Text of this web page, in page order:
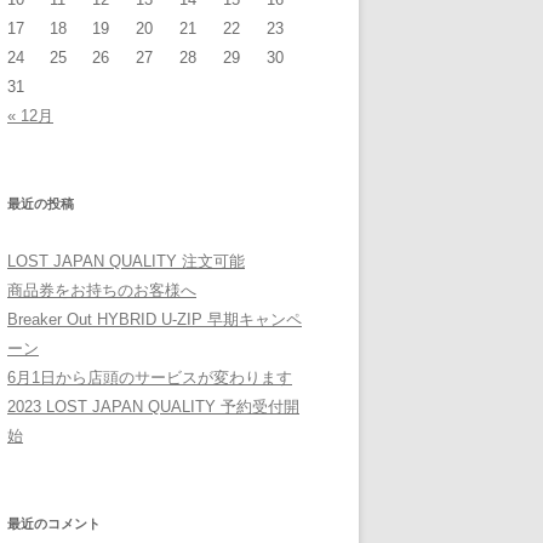
17
18 19 20 21 22
23
24
25 26 27 28 29
30
31
« 12月
最近の投稿
LOST JAPAN QUALITY 注文可能
商品券をお持ちのお客様へ
Breaker Out HYBRID U-ZIP 早期キャンペ
ーン
6月1日から店頭のサービスが変わります
2023 LOST JAPAN QUALITY 予約受付開
始
最近のコメント